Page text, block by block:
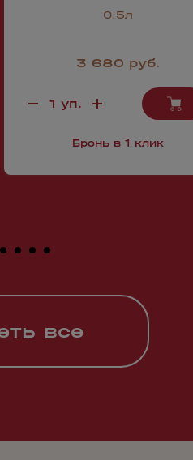
0.5л
3 680 руб.
Бронь в 1 клик
все